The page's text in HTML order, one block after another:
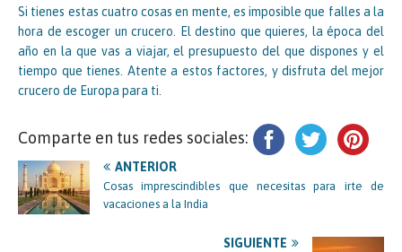
Si tienes estas cuatro cosas en mente, es imposible que falles a la
hora de escoger un crucero. El destino que quieres, la época del
año en la que vas a viajar, el presupuesto del que dispones y el
tiempo que tienes. Atente a estos factores, y disfruta del mejor
crucero de Europa para ti.
Comparte en tus redes sociales:
ANTERIOR
Cosas imprescindibles que necesitas para irte de
vacaciones a la India
SIGUIENTE